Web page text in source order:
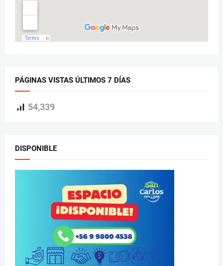
PÁGINAS VISTAS ÚLTIMOS 7 DÍAS
54,339
DISPONIBLE